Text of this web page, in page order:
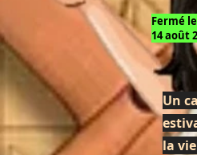
Fermé
14 août
Un
la